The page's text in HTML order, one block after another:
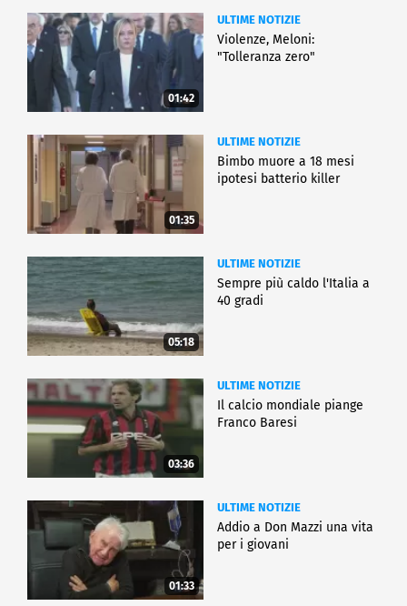
01:42
ULTIME NOTIZIE
Violenze, Meloni:
"Tolleranza zero"
01:35
ULTIME NOTIZIE
Bimbo muore a 18 mesi
ipotesi batterio killer
05:18
ULTIME NOTIZIE
Sempre più caldo l'Italia a
40 gradi
03:36
ULTIME NOTIZIE
Il calcio mondiale piange
Franco Baresi
01:33
ULTIME NOTIZIE
Addio a Don Mazzi una vita
per i giovani